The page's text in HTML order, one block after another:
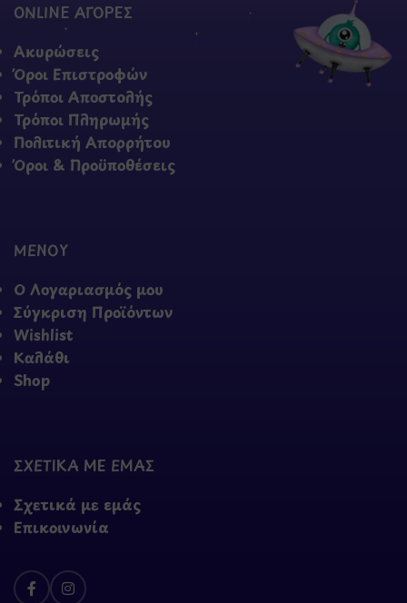
ONLINE ΑΓΟΡΕΣ
Ακυρώσεις
Όροι Επιστροφών
Τρόποι Αποστολής
Τρόποι Πληρωμής
Πολιτική Απορρήτου
Όροι & Προϋποθέσεις
ΜΕΝΟΥ
Ο Λογαριασμός μου
Σύγκριση Προϊόντων
Wishlist
Καλάθι
Shop
ΣΧΕΤΙΚΑ ΜΕ ΕΜΑΣ
Σχετικά με εμάς
Επικοινωνία